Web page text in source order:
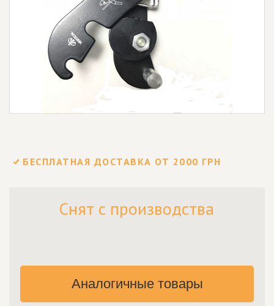
БЕСПЛАТНАЯ ДОСТАВКА ОТ 2000 ГРН
Снят с производства
Аналогичные товары